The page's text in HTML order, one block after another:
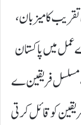
کا میزبان،
میں پاکستان
مسلسل فریقین ے
کو قائل کرتی